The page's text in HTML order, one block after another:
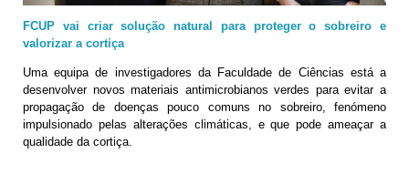
FCUP vai criar solução natural para proteger o sobreiro e
valorizar a cortiça
Uma equipa de investigadores da Faculdade de Ciências está a
desenvolver novos materiais antimicrobianos verdes para evitar a
propagação de doenças pouco comuns no sobreiro, fenómeno
impulsionado pelas alterações climáticas, e que pode ameaçar a
qualidade da cortiça.